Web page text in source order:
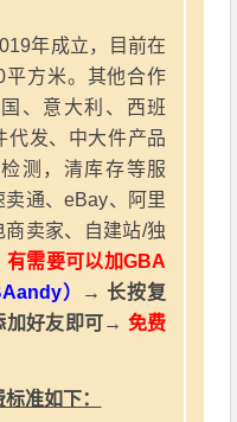
年成立，目前在
平方米。其他合作
、意大利、西班
代发、中大件产品
测，清库存等服
通、eBay、阿里
卖家、自建站/独
有需要可以加GBA
）
→ 长按复
加好友即可→ 免费
准如下：